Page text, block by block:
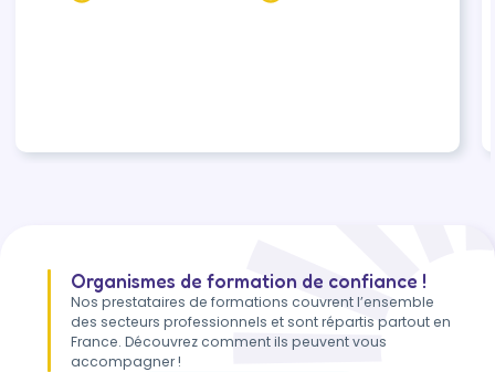
Organismes de formation de confiance !
Nos prestataires de formations couvrent l’ensemble
des secteurs professionnels et sont répartis partout en
France. Découvrez comment ils peuvent vous
accompagner !